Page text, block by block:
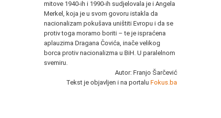
mitove 1940-ih i 1990-ih sudjelovala je i Angela
Merkel, koja je u svom govoru istakla da
nacionalizam pokušava uništiti Evropu i da se
protiv toga moramo boriti – te je ispraćena
aplauzima Dragana Čovića, inače velikog
borca protiv nacionalizma u BiH. U paralelnom
svemiru.
Autor: Franjo Šarčević
Tekst je objavljen i na portalu Fokus.ba